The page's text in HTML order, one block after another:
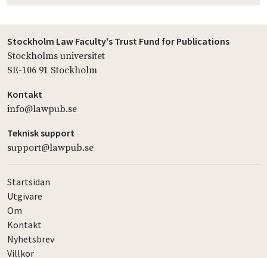
Stockholm Law Faculty's Trust Fund for Publications
Stockholms universitet
SE-106 91 Stockholm
Kontakt
info@lawpub.se
Teknisk support
support@lawpub.se
Startsidan
Utgivare
Om
Kontakt
Nyhetsbrev
Villkor